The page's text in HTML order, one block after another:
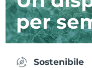
per
Sostenibile